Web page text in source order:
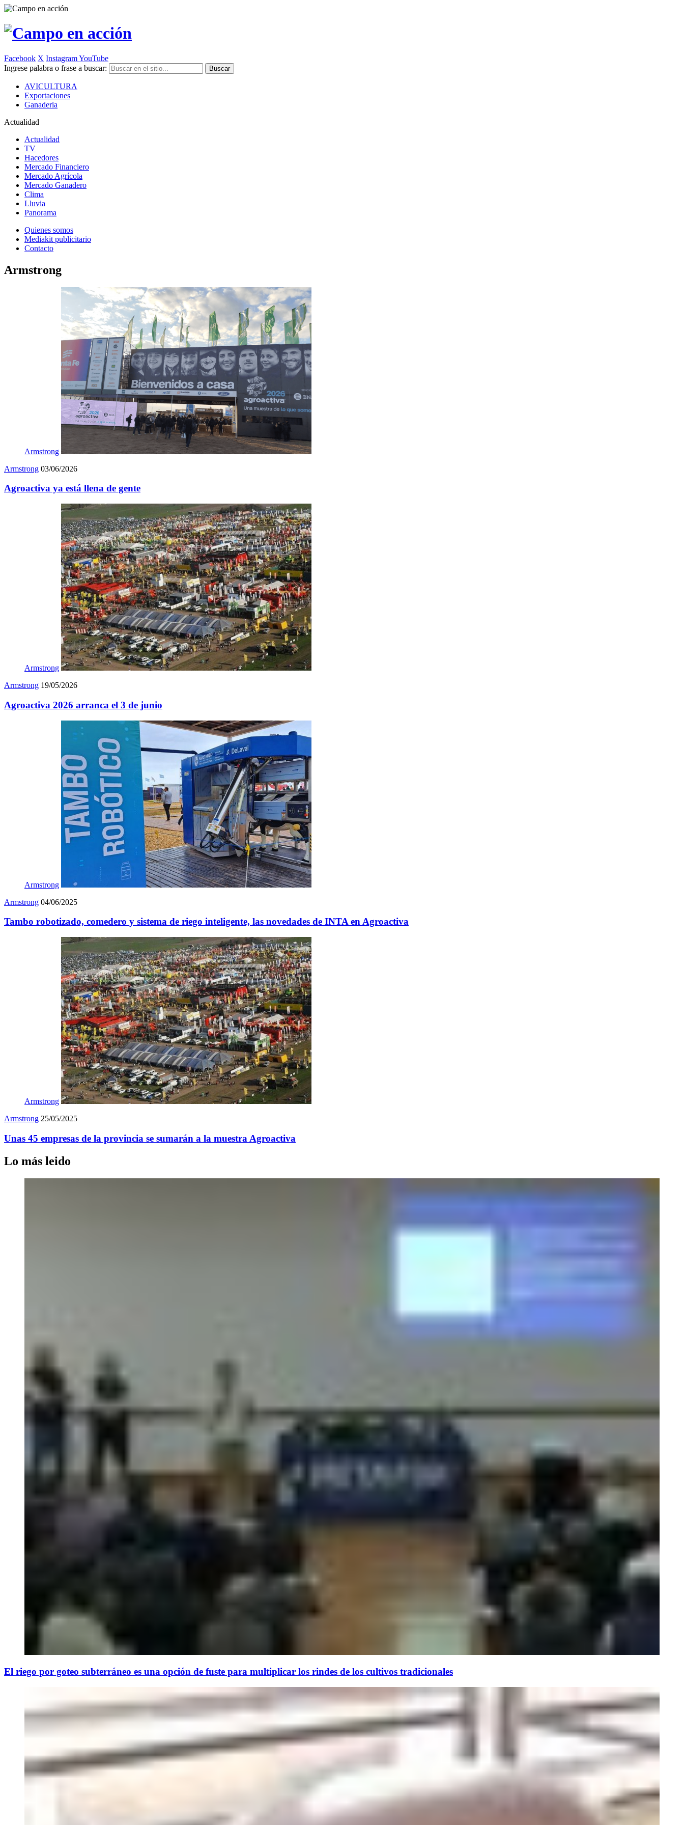
Facebook X InstagramYouTube
Ingrese palabra o frase a buscar:
AVICULTURA
Exportaciones
Ganaderia
Actualidad
Actualidad
TV
Hacedores
Mercado Financiero
Mercado Agrícola
Mercado Ganadero
Clima
Lluvia
Panorama
Quienes somos
Mediakit publicitario
Contacto
Armstrong
Armstrong
Armstrong 03/06/2026
Agroactiva ya está llena de gente
Armstrong
Armstrong 19/05/2026
Agroactiva 2026 arranca el 3 de junio
Armstrong
Armstrong 04/06/2025
Tambo robotizado, comedero y sistema de riego inteligente, las novedades de INTA en Agroactiva
Armstrong
Armstrong 25/05/2025
Unas 45 empresas de la provincia se sumarán a la muestra Agroactiva
Lo más leido
El riego por goteo subterráneo es una opción de fuste para multiplicar los rindes de los cultivos tradicionales